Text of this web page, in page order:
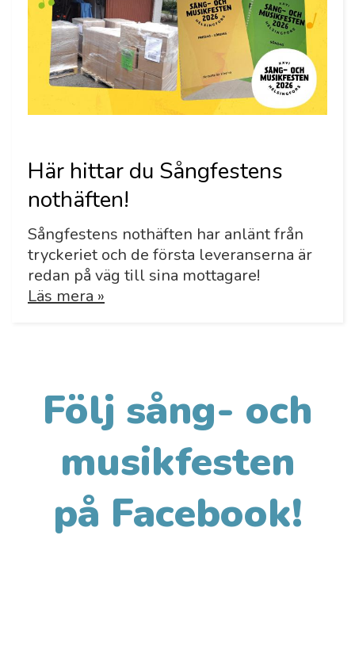
Här hittar du Sångfestens
nothäften!
Sångfestens nothäften har anlänt från
tryckeriet och de första leveranserna är
redan på väg till sina mottagare!
Läs mera »
Följ sång- och
musikfesten
på Facebook!